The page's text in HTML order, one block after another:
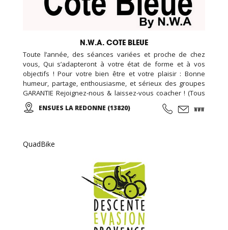
N.W.A. COTE BLEUE
Toute l’année, des séances variées et proche de chez
vous, Qui s’adapteront à votre état de forme et à vos
objectifs ! Pour votre bien être et votre plaisir : Bonne
humeur, partage, enthousiasme, et sérieux des groupes
GARANTIE Rejoignez-nous & laissez-vous coacher ! (Tous
niveaux de pratique/ 5 séances semaine / évènements
proposés.)ENSUES LA REDONNE (13820)
QuadBike